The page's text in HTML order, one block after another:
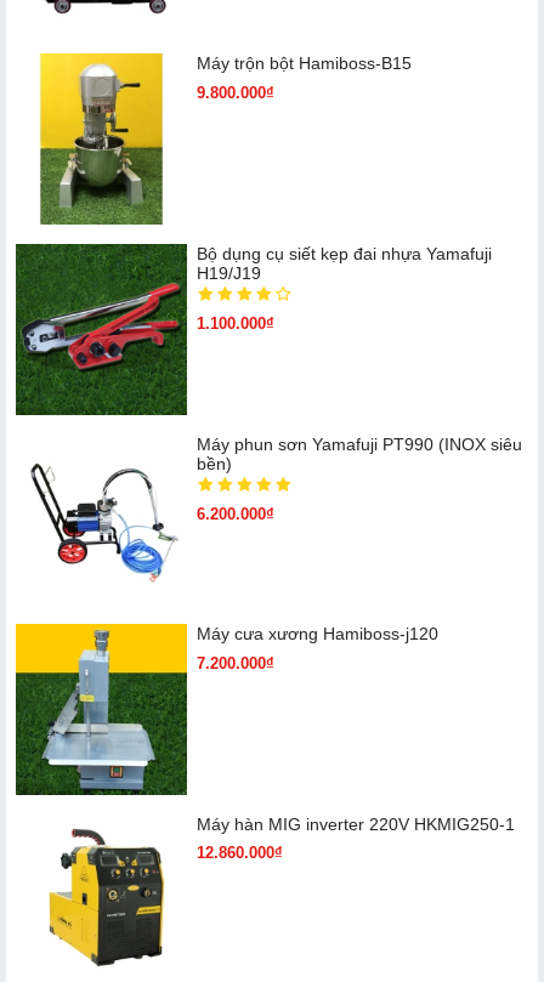
Máy trộn bột Hamiboss-B15
9.800.000₫
Bộ dụng cụ siết kẹp đai nhựa Yamafuji
H19/J19
1.100.000₫
Máy phun sơn Yamafuji PT990 (INOX siêu
bền)
6.200.000₫
Máy cưa xương Hamiboss-j120
7.200.000₫
Máy hàn MIG inverter 220V HKMIG250-1
12.860.000₫